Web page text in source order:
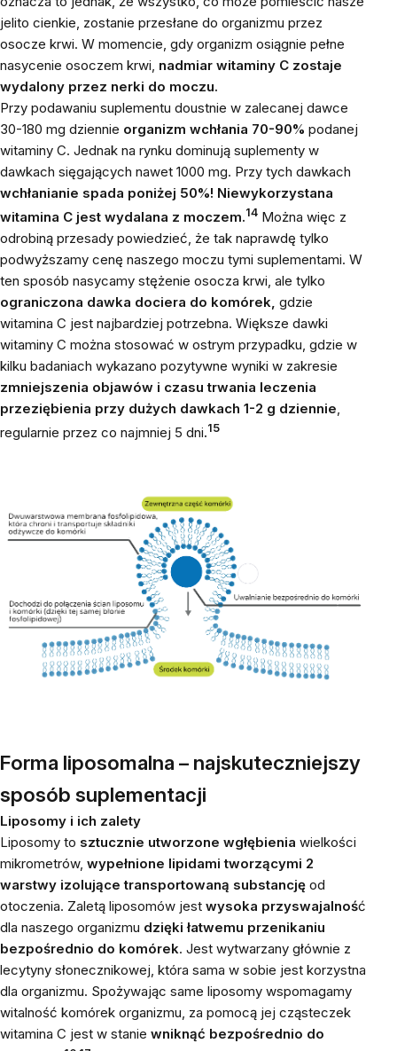
jelito cienkie, zostanie przesłane do organizmu przez
osocze krwi. W momencie, gdy organizm osiągnie pełne
nasycenie osoczem krwi, nadmiar witaminy C zostaje
wydalony przez nerki do moczu.
Przy podawaniu suplementu doustnie w zalecanej dawce
30-180 mg dziennie organizm wchłania 70-90% podanej
witaminy C. Jednak na rynku dominują suplementy w
dawkach sięgających nawet 1000 mg. Przy tych dawkach
wchłanianie spada poniżej 50%! Niewykorzystana
witamina C jest wydalana z moczem.14 Można więc z
odrobiną przesady powiedzieć, że tak naprawdę tylko
podwyższamy cenę naszego moczu tymi suplementami. W
ten sposób nasycamy stężenie osocza krwi, ale tylko
ograniczona dawka dociera do komórek, gdzie
witamina C jest najbardziej potrzebna. Większe dawki
witaminy C można stosować w ostrym przypadku, gdzie w
kilku badaniach wykazano pozytywne wyniki w zakresie
zmniejszenia objawów i czasu trwania leczenia
przeziębienia przy dużych dawkach 1-2 g dziennie,
regularnie przez co najmniej 5 dni.15
Forma liposomalna – najskuteczniejszy
sposób suplementacji
Liposomy i ich zalety
Liposomy to sztucznie utworzone wgłębienia wielkości
mikrometrów, wypełnione lipidami tworzącymi 2
warstwy izolujące transportowaną substancję od
otoczenia. Zaletą liposomów jest wysoka przyswajalność
dla naszego organizmu dzięki łatwemu przenikaniu
bezpośrednio do komórek. Jest wytwarzany głównie z
lecytyny słonecznikowej, która sama w sobie jest korzystna
dla organizmu. Spożywając same liposomy wspomagamy
witalność komórek organizmu, za pomocą jej cząsteczek
witamina C jest w stanie wniknąć bezpośrednio do